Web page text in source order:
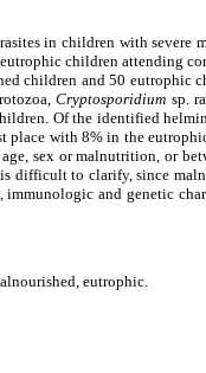
in children with
children attending
children and 50
Cryptosporidium sp.
Of the identified
place with 8% in the
sex or malnutrition, or
difficult to clarify, since
immunologic and genetic
eutrophic.